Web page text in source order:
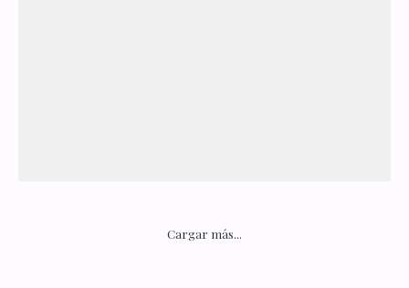
Cargar más...